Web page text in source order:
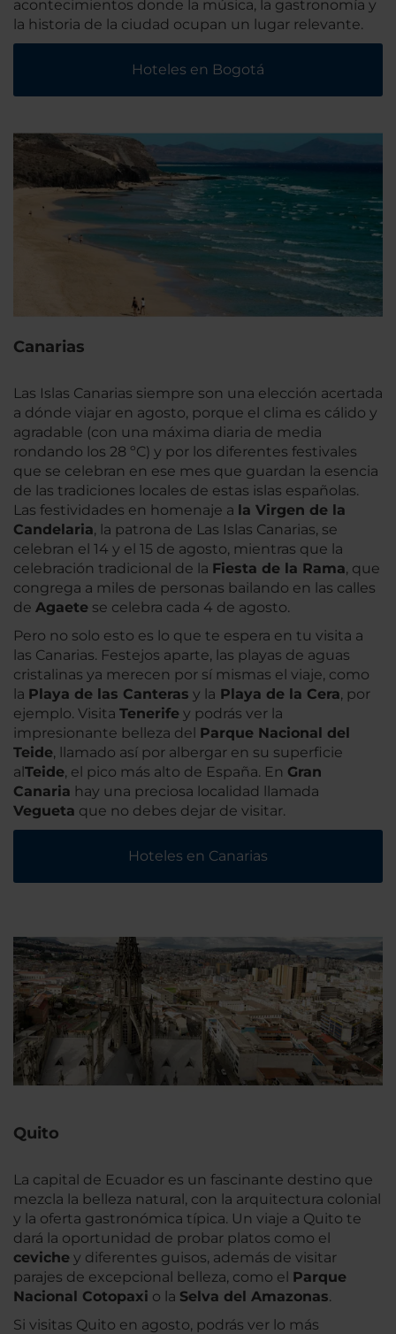
acontecimientos donde la música, la gastronomía y
la historia de la ciudad ocupan un lugar relevante.
Hoteles en Bogotá
Canarias
Las Islas Canarias siempre son una elección acertada
a dónde viajar en agosto, porque el clima es cálido y
agradable (con una máxima diaria de media
rondando los 28 ºC) y por los diferentes festivales
que se celebran en ese mes que guardan la esencia
de las tradiciones locales de estas islas españolas.
Las festividades en homenaje a la Virgen de la
Candelaria, la patrona de Las Islas Canarias, se
celebran el 14 y el 15 de agosto, mientras que la
celebración tradicional de la Fiesta de la Rama, que
congrega a miles de personas bailando en las calles
de Agaete se celebra cada 4 de agosto.
Pero no solo esto es lo que te espera en tu visita a
las Canarias. Festejos aparte, las playas de aguas
cristalinas ya merecen por sí mismas el viaje, como
la Playa de las Canteras y la Playa de la Cera, por
ejemplo. Visita Tenerife y podrás ver la
impresionante belleza del Parque Nacional del
Teide, llamado así por albergar en su superficie
alTeide, el pico más alto de España. En Gran
Canaria hay una preciosa localidad llamada
Vegueta que no debes dejar de visitar.
Hoteles en Canarias
Quito
La capital de Ecuador es un fascinante destino que
mezcla la belleza natural, con la arquitectura colonial
y la oferta gastronómica típica. Un viaje a Quito te
dará la oportunidad de probar platos como el
ceviche y diferentes guisos, además de visitar
parajes de excepcional belleza, como el Parque
Nacional Cotopaxi o la Selva del Amazonas.
Si visitas Quito en agosto, podrás ver lo más